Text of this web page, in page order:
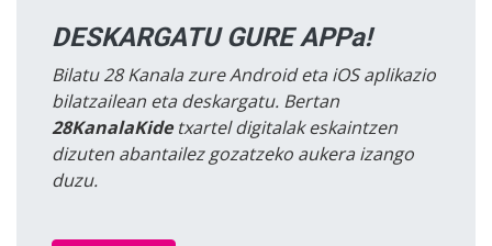
DESKARGATU GURE APPa!
Bilatu 28 Kanala zure Android eta iOS aplikazio
bilatzailean eta deskargatu. Bertan
28KanalaKidetxartel digitalak eskaintzen
dizuten abantailez gozatzeko aukera izango
duzu.